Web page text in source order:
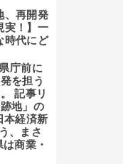
、再開発
実！】一
時代にど
庁前に
を担う
記事リ
地」の
本経済新
、まさ
商業・